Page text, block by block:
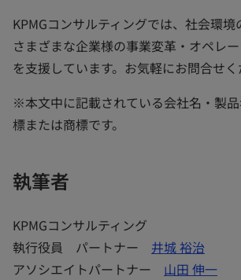
KPMGコンサルティングでは、社会環境
さまざまな企業様の事業変革・オペレ
を支援しています。お気軽にお問合せく
※本文中に記載されている会社名・製
標または商標です。
執筆者
KPMGコンサルティング
執行役員 パートナー 井城 裕治
アソシエイトパートナー 山田 伸一